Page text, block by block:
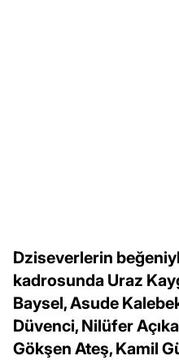
Dziseverlerin
kadrosunda Uraz
Baysel, Asude
Düvenci, Nilüfer
Gökşen Ateş, Kamil